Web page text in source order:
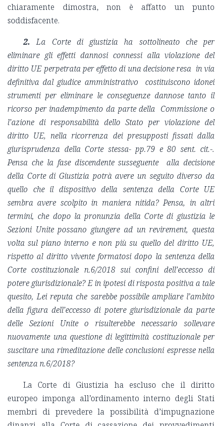
chiaramente dimostra, non è affatto un punto
soddisfacente.
2.La Corte di giustizia ha sottolineato che per
eliminare gli effetti dannosi connessi alla violazione del
diritto UE perpetrata per effetto di una decisione resa in via
definitiva dal giudice amministrativo costituiscono idonei
strumenti per eliminare le conseguenze dannose tanto il
ricorso per inadempimento da parte della Commissione o
l’azione di responsabilità dello Stato per violazione del
diritto UE, nella ricorrenza dei presupposti fissati dalla
giurisprudenza della Corte stessa- pp.79 e 80 sent. cit.-.
Pensa che la fase discendente susseguente alla decisione
della Corte di Giustizia potrà avere un seguito diverso da
quello che il dispositivo della sentenza della Corte UE
sembra avere scolpito in maniera nitida? Pensa, in altri
termini, che dopo la pronunzia della Corte di giustizia le
Sezioni Unite possano giungere ad un revirement, questa
volta sul piano interno e non più su quello del diritto UE,
rispetto al diritto vivente formatosi dopo la sentenza della
Corte costituzionale n.6/2018 sui confini dell’eccesso di
potere giurisdizionale? E in ipotesi di risposta positiva a tale
quesito, Lei reputa che sarebbe possibile ampliare l’ambito
della figura dell’eccesso di potere giurisdizionale da parte
delle Sezioni Unite o risulterebbe necessario sollevare
nuovamente una questione di legittimità costituzionale per
suscitare una rimeditazione delle conclusioni espresse nella
sentenza n.6/2018?
La Corte di Giustizia ha escluso che il diritto
europeo imponga all’ordinamento interno degli Stati
membri di prevedere la possibilità d’impugnazione